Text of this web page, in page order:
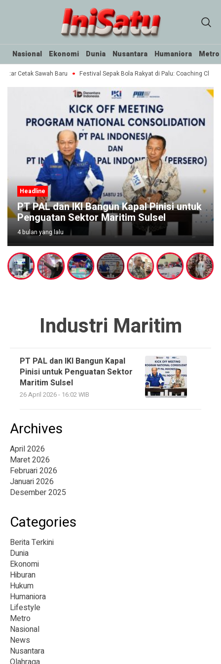
Nasional Ekonomi Dunia Nusantara Humaniora Metro
Cetak Sawah Baru Festival Sepak Bola Rakyat di Palu: Coaching Clinic
Headline
PT PAL dan IKI Bangun Kapal Pinisi untuk
Penguatan Sektor Maritim Sulsel
4 bulan yang lalu
Industri Maritim
PT PAL dan IKI Bangun Kapal
Pinisi untuk Penguatan Sektor
Maritim Sulsel
26 April 2026 - 16:02 WIB
Archives
April 2026
Maret 2026
Februari 2026
Januari 2026
Desember 2025
Categories
Berita Terkini
Dunia
Ekonomi
Hiburan
Hukum
Humaniora
Lifestyle
Metro
Nasional
News
Nusantara